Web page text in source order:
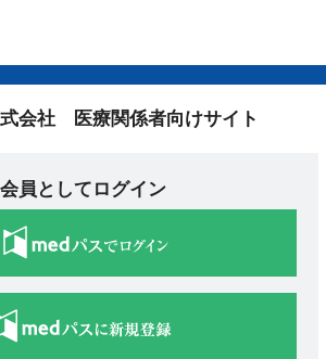
会社 医療関係者向けサイト
会員としてログイン